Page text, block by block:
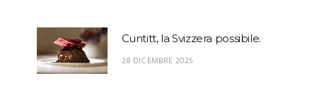
Cuntitt, la Svizzera possibile.
28 DICEMBRE 2025